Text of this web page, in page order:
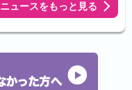
ニュースをもっと見る